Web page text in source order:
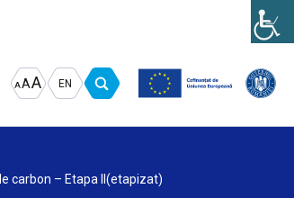
A
Decrease
font
A Reset
font
AIncrease
font
EN
carbon – Etapa II(etapizat)